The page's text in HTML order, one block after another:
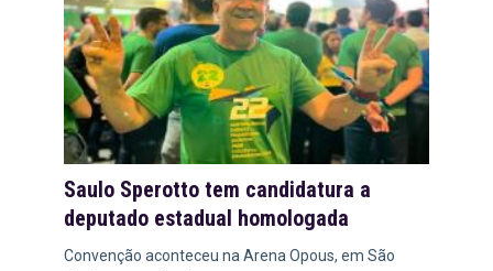
Saulo Sperotto tem candidatura a
deputado estadual homologada
Convenção aconteceu na Arena Opous, em São